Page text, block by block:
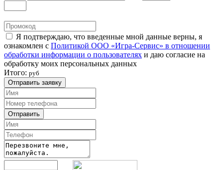
Я подтверждаю, что введенные мной данные верны, я
ознакомлен с Политикой ООО «Игра-Сервис» в отношении
обработки информации о пользователях и даю согласие на
обработку моих персональных данных
Итого: руб
Отправить заявку
Отправить